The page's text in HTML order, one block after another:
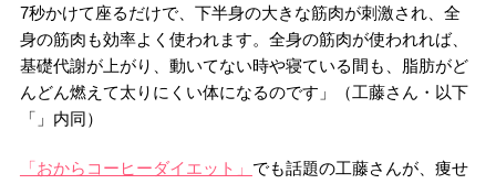
7秒かけて座るだけで、下半身の大きな筋肉が刺激され、全
身の筋肉も効率よく使われます。全身の筋肉が使われれば、
基礎代謝が上がり、動いてない時や寝ている間も、脂肪がど
んどん燃えて太りにくい体になるのです」（工藤さん・以下
「」内同）
「おからコーヒーダイエット」 でも話題の工藤さんが、痩せ